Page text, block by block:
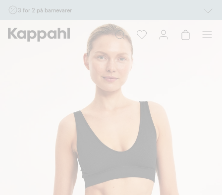
3 for 2 på barnevarer
Ikke Newbie. Gjelder når du handler 2 eller flere varer som inngår i tilbudet tom.
17/8 i butikk & online for deg som er eller blir medlem. Kan ikke kombineres med
andre tilbud eller rabatter.
Handle nå